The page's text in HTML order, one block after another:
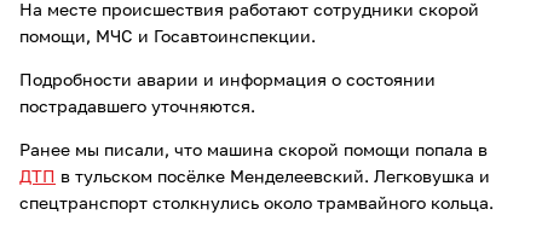
На месте происшествия работают сотрудники скорой
помощи, МЧС и Госавтоинспекции.
Подробности аварии и информация о состоянии
пострадавшего уточняются.
Ранее мы писали, что машина скорой помощи попала в
ДТП в тульском посёлке Менделеевский. Легковушка и
спецтранспорт столкнулись около трамвайного кольца.